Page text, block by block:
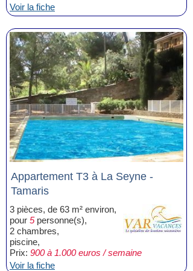
Voir la fiche
Appartement T3 à La Seyne -
Tamaris
3 pièces, de 63 m² environ,
pour 5personne(s),
2 chambres,
piscine,
Prix: 900 à 1.000 euros / semaine
Voir la fiche